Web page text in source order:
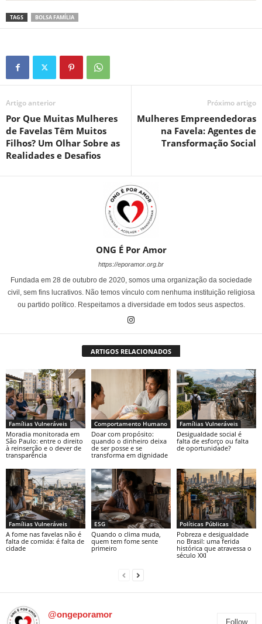
TAGS BOLSA FAMÍLIA
Artigo anterior
Por Que Muitas Mulheres
de Favelas Têm Muitos
Filhos? Um Olhar Sobre as
Realidades e Desafios
Próximo artigo
Mulheres Empreendedoras
na Favela: Agentes de
Transformação Social
ONG É Por Amor
https://eporamor.org.br
Fundada em 28 de outubro de 2020, somos uma organização da sociedade
civil, sem fins lucrativos. Não temos vínculo com nenhuma instituição religiosa
ou partido político. Respeitamos a diversidade em todos seus aspectos.
ARTIGOS RELACIONADOS
Famílias Vulneráveis
Moradia monitorada em
São Paulo: entre o direito
à reinserção e o dever de
transparência
Comportamento Humano
Doar com propósito:
quando o dinheiro deixa
de ser posse e se
transforma em dignidade
Famílias Vulneráveis
Desigualdade social é
falta de esforço ou falta
de oportunidade?
Famílias Vulneráveis
A fome nas favelas não é
falta de comida: é falta de
cidade
ESG
Quando o clima muda,
quem tem fome sente
primeiro
Políticas Públicas
Pobreza e desigualdade
no Brasil: uma ferida
histórica que atravessa o
século XXI
@ongeporamor
Follow